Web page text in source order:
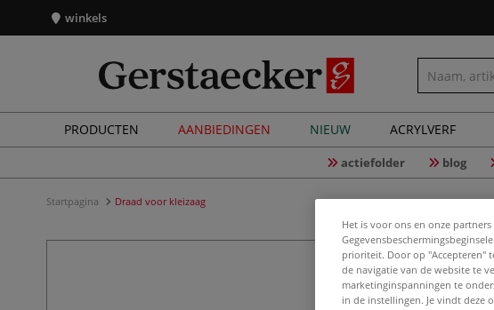
winkels
PRODUCTEN AANBIEDINGEN NIEUW ACRYLVERF
actiefolder blog
Startpagina Draad voor kleizaag
Het is voor ons en onze
prioriteit. Door op "Accepteren"
de navigatie van de website te
marketinginspanningen te
in de instellingen. Je vindt deze